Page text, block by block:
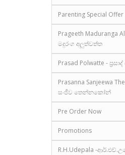
Parenting Special Offer
Prageeth Maduranga
මදුරංග අලුත්වත්ත
Prasad Polwatte -
Prasanna Sanjeewa
සංජීව තෙන්නකෝන්
Pre Order Now
Promotions
R.H.Udepala -